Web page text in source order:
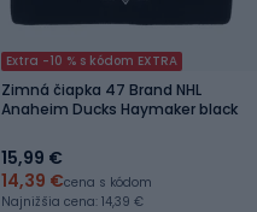
Extra -10 % s kódom EXTRA
Zimná čiapka 47 Brand NHL
Anaheim Ducks Haymaker black
15,99 €
14,39 €cena s kódom
Najnižšia cena: 14,39 €